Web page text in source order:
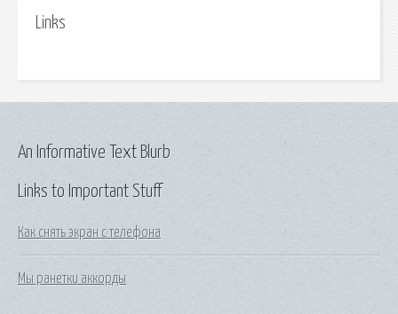
Links
Links to Important Stuff
Как снять экран с телефона
Мы ранетки аккорды
An Informative Text Blurb